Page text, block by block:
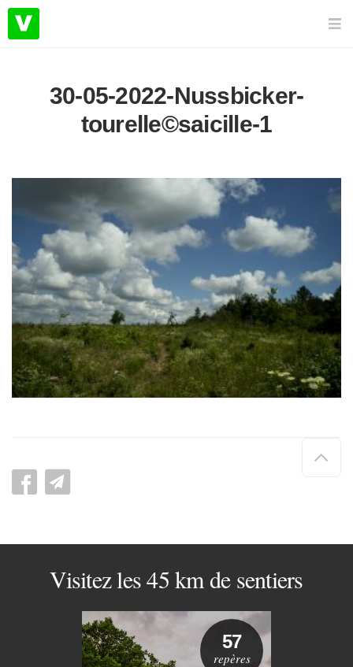
30-05-2022-Nussbicker-
tourelle©saicille-1
de
Visitez les 45 km de sentiers
57
repères